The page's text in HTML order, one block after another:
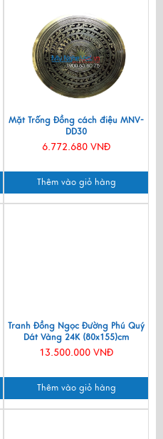
Mặt Trống Đồng cách điệu MNV-
DD30
6.772.680 VNĐ
Thêm vào giỏ hàng
Tranh Đồng Ngọc Đường Phú Quý
Dát Vàng 24K (80x155)cm
TD75151
13.500.000 VNĐ
Thêm vào giỏ hàng